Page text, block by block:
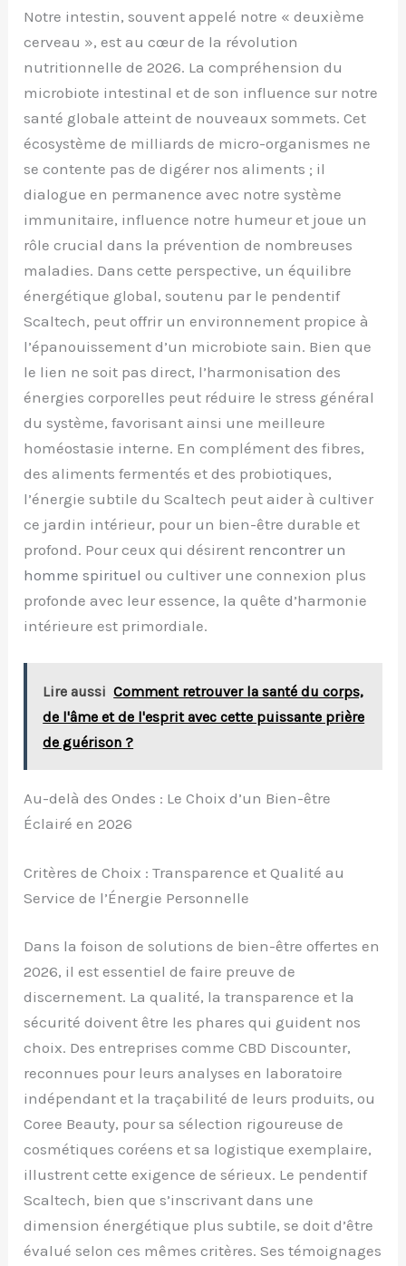
Notre intestin, souvent appelé notre « deuxième
cerveau », est au cœur de la révolution
nutritionnelle de 2026. La compréhension du
microbiote intestinal et de son influence sur notre
santé globale atteint de nouveaux sommets. Cet
écosystème de milliards de micro-organismes ne
se contente pas de digérer nos aliments ; il
dialogue en permanence avec notre système
immunitaire, influence notre humeur et joue un
rôle crucial dans la prévention de nombreuses
maladies. Dans cette perspective, un équilibre
énergétique global, soutenu par le pendentif
Scaltech, peut offrir un environnement propice à
l’épanouissement d’un microbiote sain. Bien que
le lien ne soit pas direct, l’harmonisation des
énergies corporelles peut réduire le stress général
du système, favorisant ainsi une meilleure
homéostasie interne. En complément des fibres,
des aliments fermentés et des probiotiques,
l’énergie subtile du Scaltech peut aider à cultiver
ce jardin intérieur, pour un bien-être durable et
profond. Pour ceux qui désirent rencontrer un
homme spirituel ou cultiver une connexion plus
profonde avec leur essence, la quête d’harmonie
intérieure est primordiale.
Lire aussi Comment retrouver la santé du corps,
de l'âme et de l'esprit avec cette puissante prière
de guérison ?
Au-delà des Ondes : Le Choix d’un Bien-être
Éclairé en 2026
Critères de Choix : Transparence et Qualité au
Service de l’Énergie Personnelle
Dans la foison de solutions de bien-être offertes en
2026, il est essentiel de faire preuve de
discernement. La qualité, la transparence et la
sécurité doivent être les phares qui guident nos
choix. Des entreprises comme CBD Discounter,
reconnues pour leurs analyses en laboratoire
indépendant et la traçabilité de leurs produits, ou
Coree Beauty, pour sa sélection rigoureuse de
cosmétiques coréens et sa logistique exemplaire,
illustrent cette exigence de sérieux. Le pendentif
Scaltech, bien que s’inscrivant dans une
dimension énergétique plus subtile, se doit d’être
évalué selon ces mêmes critères. Ses témoignages